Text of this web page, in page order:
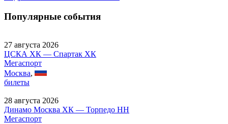
Популярные события
27 августа 2026
ЦСКА ХК — Спартак ХК
Мегаспорт
Москва,
билеты
28 августа 2026
Динамо Москва ХК — Торпедо НН
Мегаспорт